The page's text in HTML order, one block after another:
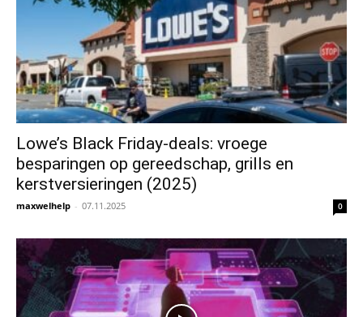
Lowe’s Black Friday-deals: vroege
besparingen op gereedschap, grills en
kerstversieringen (2025)
maxwelhelp - 07.11.2025 0